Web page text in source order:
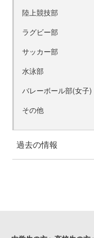
陸上競技部
ラグビー部
サッカー部
水泳部
バレーボール部(女子)
その他
過去の情報